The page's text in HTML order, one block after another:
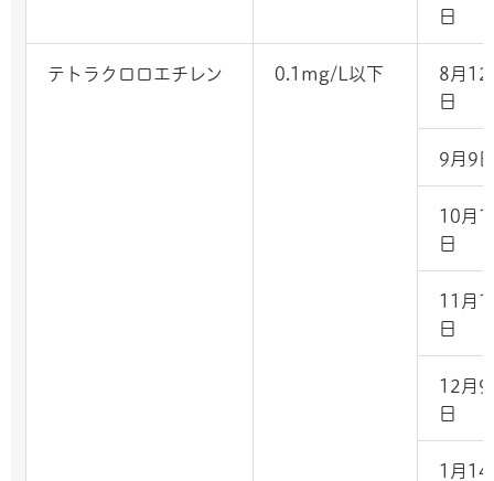
日
テトラクロロエチレン 0.1mg/L以下
8月12
日
9月9
10月
日
11月
日
12月9
日
1月14